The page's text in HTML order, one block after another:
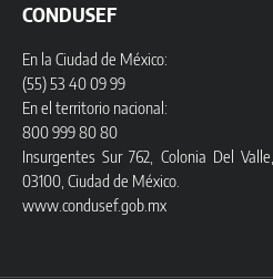
CONDUSEF
En la Ciudad de México:
(55) 53 40 09 99
En el territorio nacional:
800 999 80 80
Insurgentes Sur 762, Colonia Del
03100, Ciudad de México.
www.condusef.gob.mx